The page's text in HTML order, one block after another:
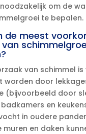
om de
te bepalen.​
de meest
van schimmel is
worden door
(bijvoorbeeld door
en
in oudere
muren en daken